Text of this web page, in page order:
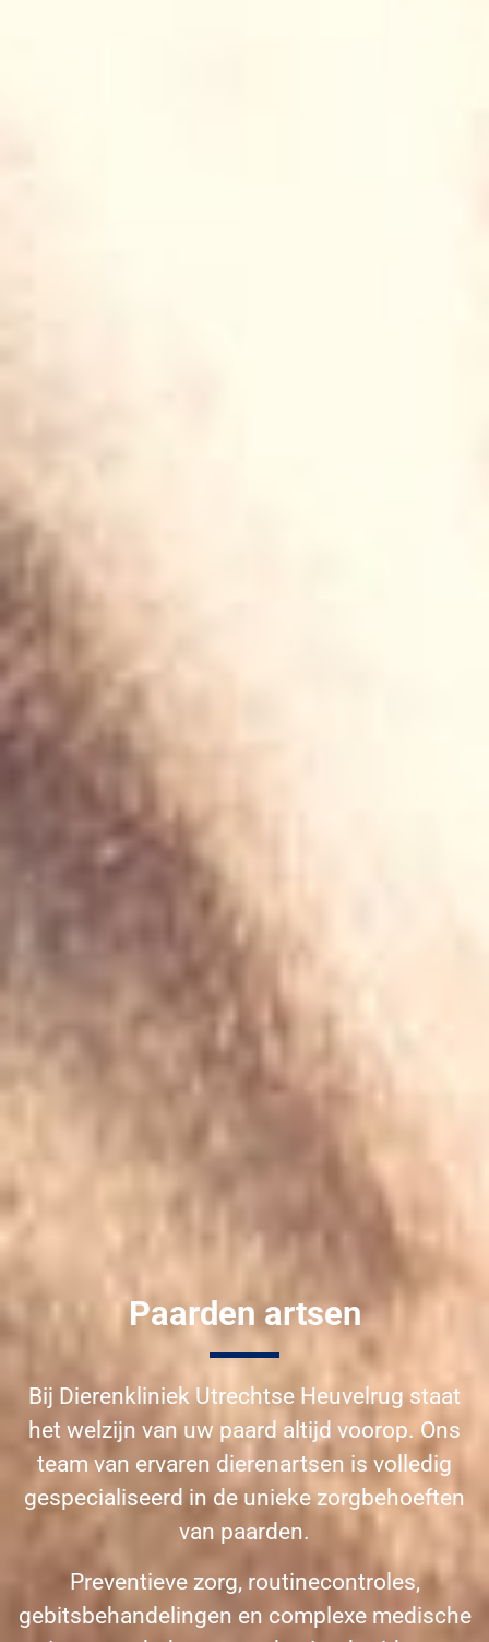
Paarden artsen
Bij Dierenkliniek Utrechtse Heuvelrug staat
het welzijn van uw paard altijd voorop. Ons
team van ervaren dierenartsen is volledig
gespecialiseerd in de unieke zorgbehoeften
van paarden.
Preventieve zorg, routinecontroles,
gebitsbehandelingen en complexe medische